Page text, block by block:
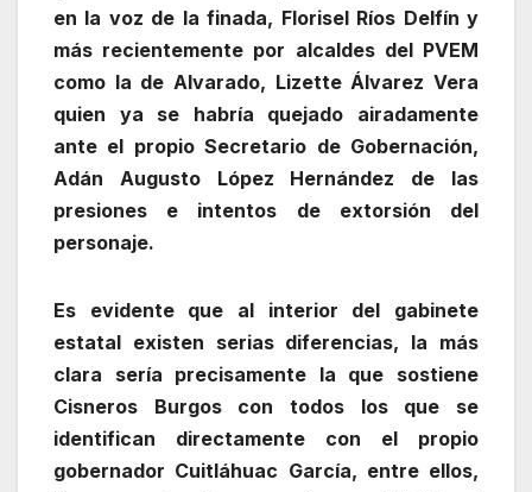
en la voz de la finada, Florisel Ríos Delfín y
más recientemente por alcaldes del PVEM
como la de Alvarado, Lizette Álvarez Vera
quien ya se habría quejado airadamente
ante el propio Secretario de Gobernación,
Adán Augusto López Hernández de las
presiones e intentos de extorsión del
personaje.
Es evidente que al interior del gabinete
estatal existen serias diferencias, la más
clara sería precisamente la que sostiene
Cisneros Burgos con todos los que se
identifican directamente con el propio
gobernador Cuitláhuac García, entre ellos,